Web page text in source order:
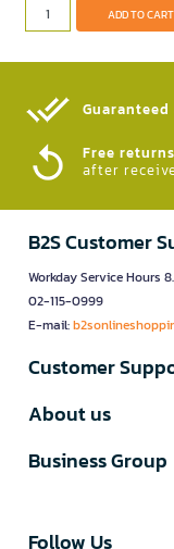
ADD TO CART
Free
after
B2S Customer
Workday Service Hours
02-115-0999
E-mail:
Customer
About us
Business Group
Follow Us​